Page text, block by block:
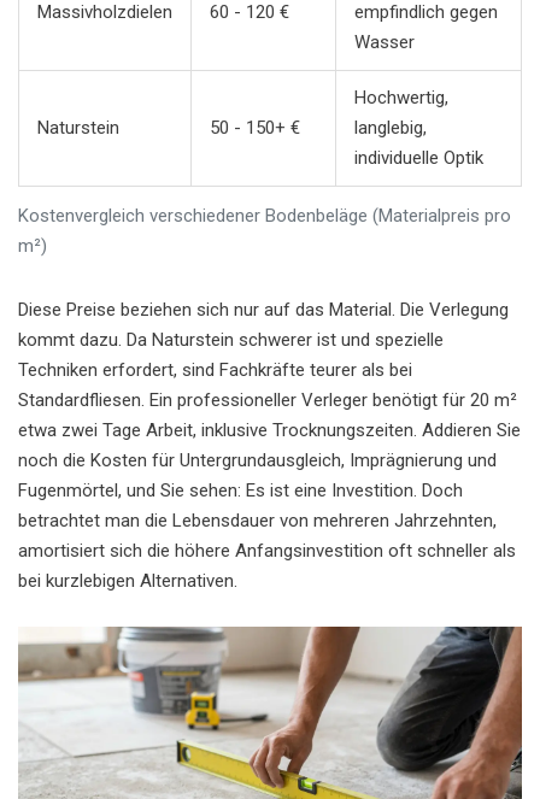
Kostenvergleich verschiedener Bodenbeläge (Materialpreis pro
m²)
Massivholzdielen 60 - 120 €
empfindlich gegen
Wasser
Naturstein 50 - 150+ €
Hochwertig,
langlebig,
individuelle Optik
Diese Preise beziehen sich nur auf das Material. Die Verlegung
kommt dazu. Da Naturstein schwerer ist und spezielle
Techniken erfordert, sind Fachkräfte teurer als bei
Standardfliesen. Ein professioneller Verleger benötigt für 20 m²
etwa zwei Tage Arbeit, inklusive Trocknungszeiten. Addieren Sie
noch die Kosten für Untergrundausgleich, Imprägnierung und
Fugenmörtel, und Sie sehen: Es ist eine Investition. Doch
betrachtet man die Lebensdauer von mehreren Jahrzehnten,
amortisiert sich die höhere Anfangsinvestition oft schneller als
bei kurzlebigen Alternativen.